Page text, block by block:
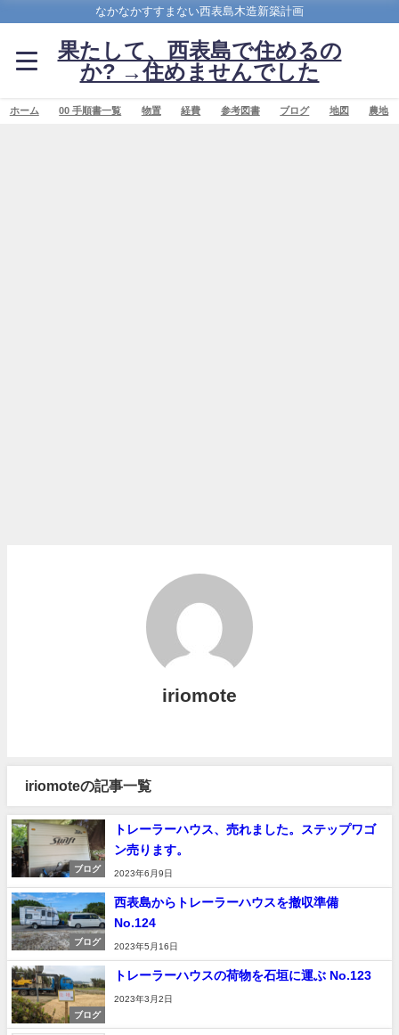
なかなかすすまない西表島木造新築計画
果たして、西表島で住めるの
か? →住めませんでした
ホーム 00 手順書一覧 物置 経費 参考図書 ブログ 地図 農地
iriomote
iriomoteの記事一覧
ブログ
トレーラーハウス、売れました。ステップワゴ
ン売ります。
2023年6月9日
ブログ
西表島からトレーラーハウスを撤収準備
No.124
2023年5月16日
ブログ
トレーラーハウスの荷物を石垣に運ぶ No.123
2023年3月2日